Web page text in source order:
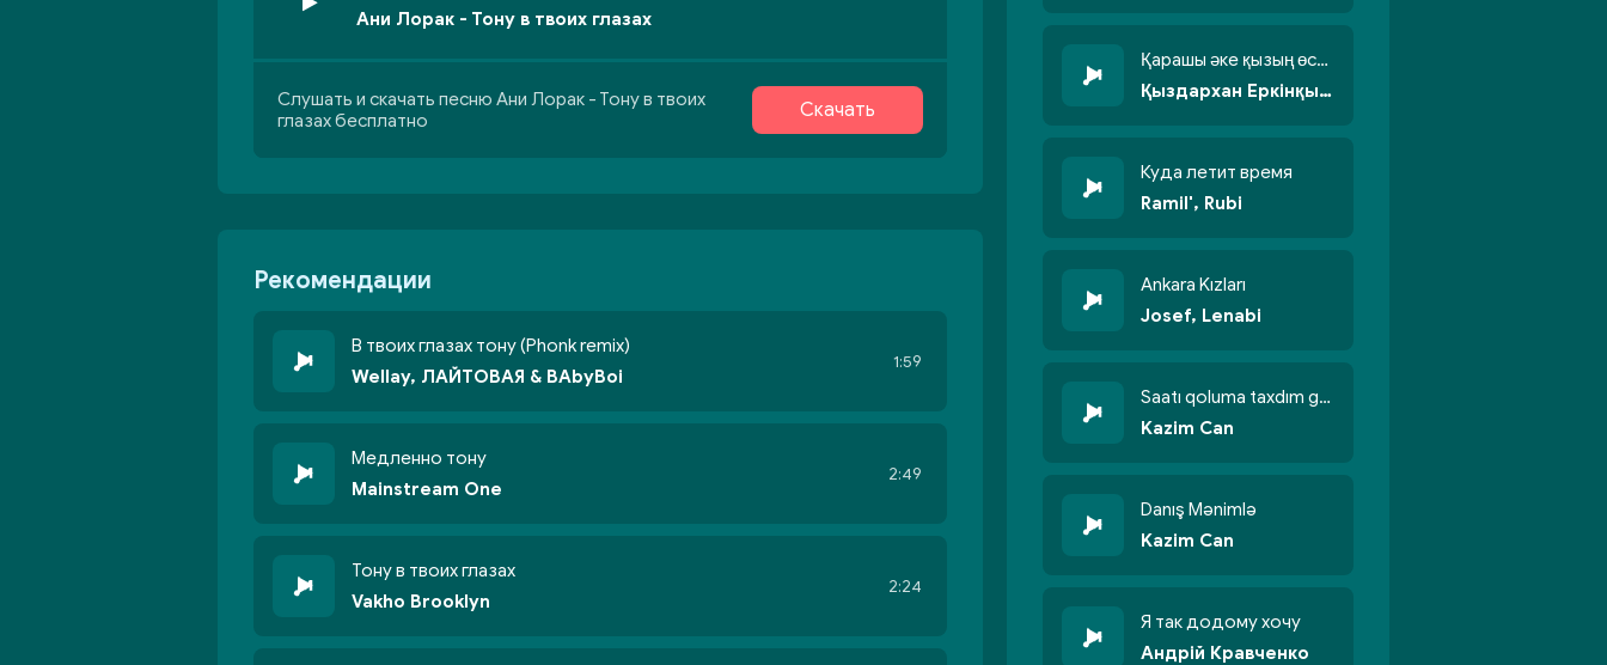
Ани Лорак - Тону в твоих глазах
Слушать и скачать песню Ани Лорак - Тону в твоих
глазах бесплатно
Скачать
Рекомендации
В твоих глазах тону (Phonk remix)
Wellay, ЛАЙТОВАЯ & BAbyBoi
1:59
Медленно тону
Mainstream One
2:49
Тону в твоих глазах
Vakho Brooklyn
2:24
Қарашы әке қызың өсті бойжеттіп
Қыздархан Еркінқызы
Куда летит время
Ramil', Rubi
Ankara Kızları
Josef, Lenabi
Saatı qoluma taxdım göyün üzünə qalxdım
Kazim Can
Danış Mənimlə
Kazim Can
Я так додому хочу
Андрій Кравченко